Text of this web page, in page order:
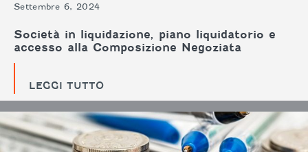
Settembre 6, 2024
Società in liquidazione, piano liquidatorio e
accesso alla Composizione Negoziata
LEGGI TUTTO